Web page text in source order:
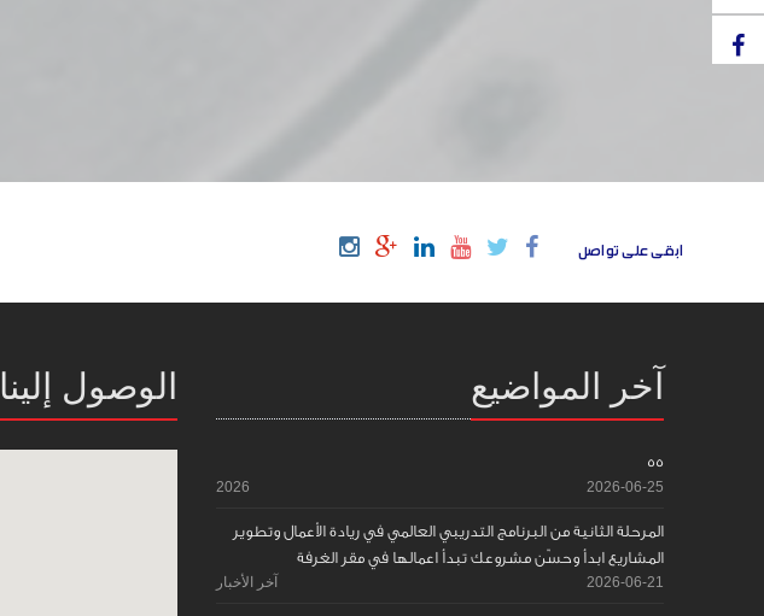
ابقى على تواصل
آخر المواضيع
55
2026-06-25
2026
المرحلة الثانية من البرنامج التدريبي العالمي في ريادة الأعمال وتطوير
المشاريع ابدأ وحسّن مشروعك تبدأ اعمالها في مقر الغرفة
2026-06-21 آخر الأخبار
الوصول إلينا